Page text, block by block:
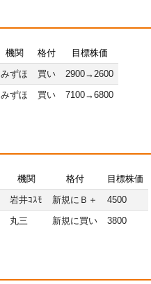
機関 格付
目標株価
みずほ 買い
2900→2600
みずほ 買い 7100→6800
機関 格付
目標株価
岩井ｺｽﾓ 新規にＢ＋
4500
丸三 新規に買い 3800